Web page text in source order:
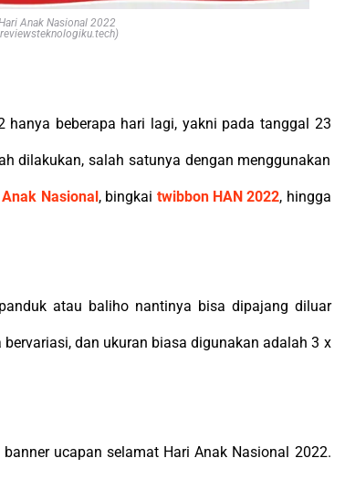
Anak Nasional 2022
hanya beberapa hari lagi, yakni pada tanggal 23
dilakukan, salah satunya dengan menggunakan
Nasional , bingkai twibbon HAN 2022, hingga
atau baliho nantinya bisa dipajang diluar
dan ukuran biasa digunakan adalah 3 x
ucapan selamat Hari Anak Nasional 2022.